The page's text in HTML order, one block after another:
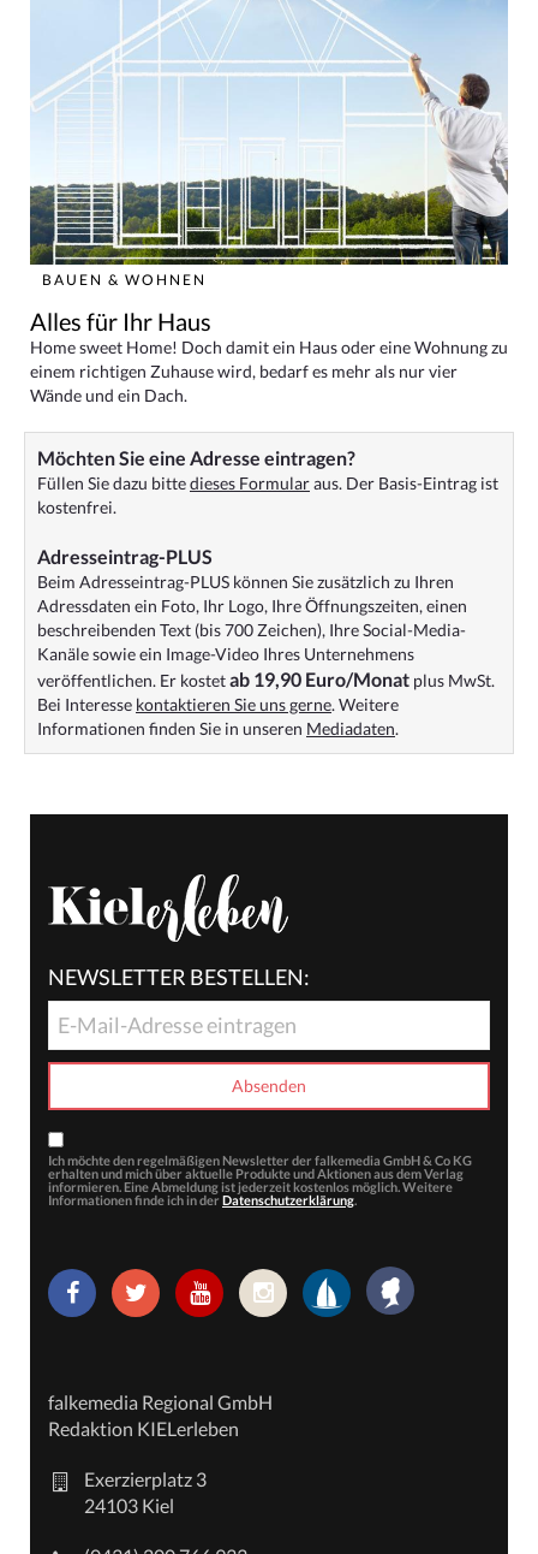
BAUEN & WOHNEN
Alles für Ihr Haus
Home sweet Home! Doch damit ein Haus oder eine Wohnung zu
einem richtigen Zuhause wird, bedarf es mehr als nur vier
Wände und ein Dach.
Möchten Sie eine Adresse eintragen?
Füllen Sie dazu bittedieses Formularaus. Der Basis-Eintrag ist
kostenfrei.
Adresseintrag-PLUS
Beim Adresseintrag-PLUS können Sie zusätzlich zu Ihren
Adressdaten ein Foto, Ihr Logo, Ihre Öffnungszeiten, einen
beschreibenden Text (bis 700 Zeichen), Ihre Social-Media-
Kanäle sowie ein Image-Video Ihres Unternehmens
veröffentlichen. Er kostetab 19,90 Euro/Monat plus MwSt.
Bei Interesse kontaktieren Sie uns gerne. Weitere
Informationen finden Sie in unseren Mediadaten.
NEWSLETTER BESTELLEN:
Ich möchte den regelmäßigen Newsletter der falkemedia GmbH & Co KG
erhalten und mich über aktuelle Produkte und Aktionen aus dem Verlag
informieren. Eine Abmeldung ist jederzeit kostenlos möglich. Weitere
Informationen finde ich in der Datenschutzerklärung.
falkemedia Regional GmbH
Redaktion KIELerleben
Exerzierplatz 3
24103 Kiel